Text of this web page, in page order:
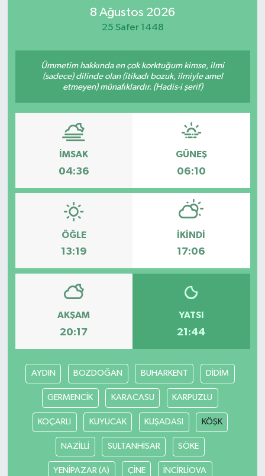
8 Ağustos 2026
25 Safer 1448
Ümmetim hakkında en çok korktuğum kimse, ilmi
(sadece) dilinde olan (itikadı bozuk, ilmiyle amel
etmeyen) münafıklardır. (Hadis-i şerif)
İMSAK
04:36
GÜNEŞ
06:10
ÖĞLE
13:19
İKINDI
17:06
AKŞAM
20:17
YATSI
21:44
AYDIN BOZDOĞAN BUHARKENT DİDİM
GERMENCİK KARACASU KARPUZLU
KOÇARLI KUYUCAK KUŞADASI KÖŞK
NAZİLLİ SULTANHİSAR SÖKE
YENİPAZAR (A) ÇİNE İNCİRLİOVA